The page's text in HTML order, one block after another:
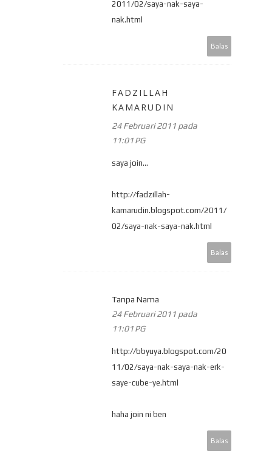
2011/02/saya-nak-saya-
nak.html
Balas
FADZILLAH
KAMARUDIN
24 Februari 2011 pada
11:01 PG
saya join...
http://fadzillah-
kamarudin.blogspot.com/2011/
02/saya-nak-saya-nak.html
Balas
Tanpa Nama
24 Februari 2011 pada
11:01 PG
http://bbyuya.blogspot.com/20
11/02/saya-nak-saya-nak-erk-
saye-cube-ye.html
haha join ni ben
Balas